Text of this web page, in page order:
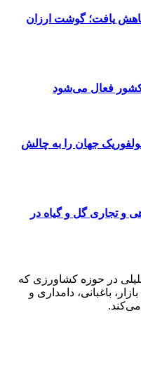
زنده ۳۰ درصد کاهش یافت؛ گوشت ارزان
کشور فعال می‌شود
جهان را به چالش
و تجاری گل و گیاه در
در حوزه کشاورزی که
باغبانی، دامداری و